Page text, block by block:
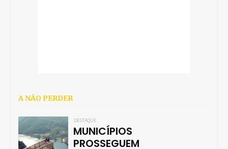
A NÃO PERDER
DESTAQUE
MUNICÍPIOS
PROSSEGUEM